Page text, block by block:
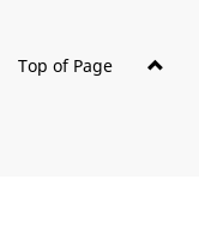
Top of Page